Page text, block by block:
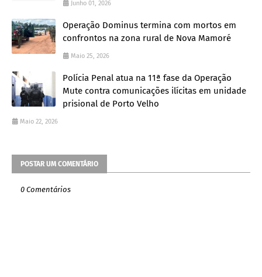
Junho 01, 2026
Operação Dominus termina com mortos em
confrontos na zona rural de Nova Mamoré
Maio 25, 2026
Polícia Penal atua na 11ª fase da Operação
Mute contra comunicações ilícitas em unidade
prisional de Porto Velho
Maio 22, 2026
POSTAR UM COMENTÁRIO
0 Comentários